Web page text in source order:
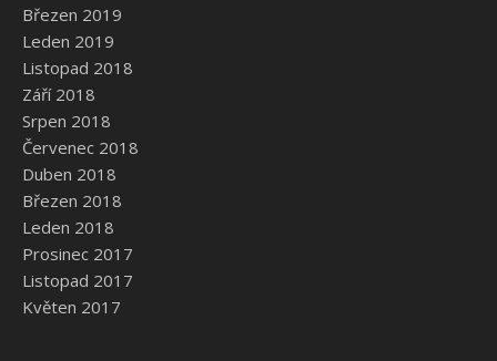
Březen 2019
Leden 2019
Listopad 2018
Září 2018
Srpen 2018
Červenec 2018
Duben 2018
Březen 2018
Leden 2018
Prosinec 2017
Listopad 2017
Květen 2017